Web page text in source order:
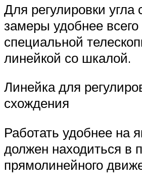
Для регулировки угла
замеры удобнее
специальной
линейкой со шкалой.
Линейка для
схождения
Работать удобнее на
должен находиться в
прямолинейного